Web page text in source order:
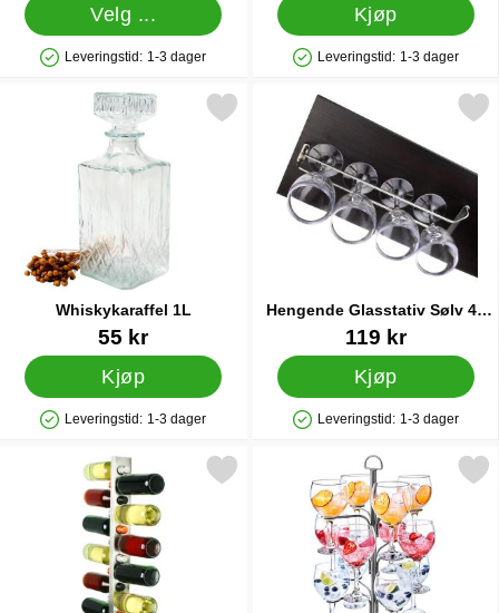
Velg ...
Produkttilgjengelighet: På lager
Leveringstid: 1-3 dager
Kjøp
Produkttilgjengelighet: På lager
Leveringstid: 1-3 dager
Whiskykaraffel 1L
Varenummer 87071
55 kr
Kjøp
Produkttilgjengelighet: På lager
Leveringstid: 1-3 dager
Merk whiskykaraffel 1L som favoritt
Hengende Glasstativ Sølv 40
cm
Varenummer 87492
119 kr
Kjøp
Produkttilgjengelighet: På lager
Leveringstid: 1-3 dager
Merk hengende Glasstativ
Merk wine Bar Vinstativ som favorittMerk drinkstativ